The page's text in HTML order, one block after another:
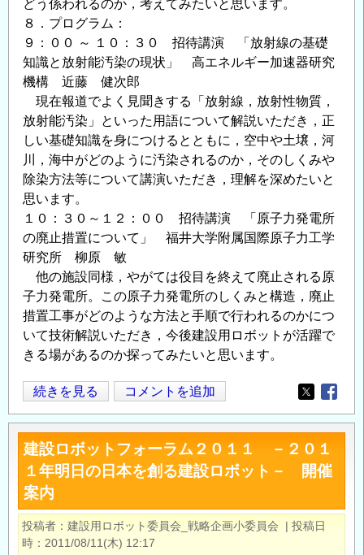
どう係われるのか，考えてみたいと思います。
８．プログラム：
９：００ ～ １０：３０ 招待講演 「放射線の基礎
知識と放射能汚染の現状」 高エネルギー加速器研究
機構 近藤 健次郎
現在報道でよく見聞きする「放射線，放射性物質，
放射能汚染」といった用語について解説いただき，正
しい基礎知識を身につけるとともに，空中や土壌，河
川，海中がどのように汚染されるのか，そのしくみや
除染方法等について講演いただき，理解を深めたいと
思います。
１０：３０～１２：００ 招待講演 「原子力発電所
の廃止措置について」 福井大学附属国際原子力工学
研究所 柳原 敏
他の施設同様，やがては役目を終えて廃止される原
子力発電所。この原子力発電所のしくみと構造，廃止
措置工事がどのような方法と手順で行われるのかにつ
いて技術解説いただき，今後建設用ロボットが活躍で
きる場があるのか探ってみたいと思います。
談
話
会
「放
射
線
の
基
続きを見る コメントを追加
Opens in
建設ロボットフォーラム２０１１ －２０１
１年明日の日本を創る建設ロボット－ 開催
案内
投稿者 建設用ロボット委員会_戦略企画小委員会 | 投稿日
時
2011/08/11(木) 12:17